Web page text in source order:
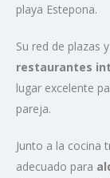
playa Estepona.
Su red de plazas
restaurantes
lugar excelente
pareja.
Junto a la cocina
adecuado para